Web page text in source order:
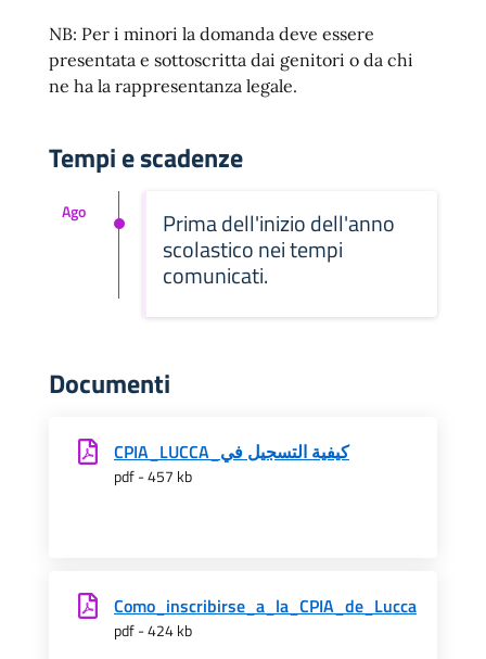
NB: Per i minori la domanda deve essere
presentata e sottoscritta dai genitori o da chi
ne ha la rappresentanza legale.
Tempi e scadenze
Prima dell'inizio dell'anno
scolastico nei tempi
comunicati.
Ago
Documenti
CPIA_LUCCA_كيفية التسجيل في
pdf - 457 kb
Como_inscribirse_a_la_CPIA_de_Lucca
pdf - 424 kb